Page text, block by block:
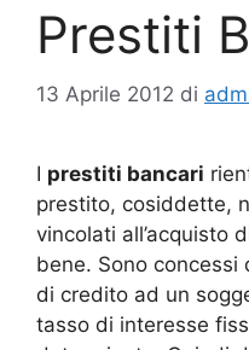
Prestiti
13 Aprile 2012 di
I prestiti bancari
prestito, cosiddette,
vincolati all’acquisto
bene. Sono
di credito ad un
tasso di interesse